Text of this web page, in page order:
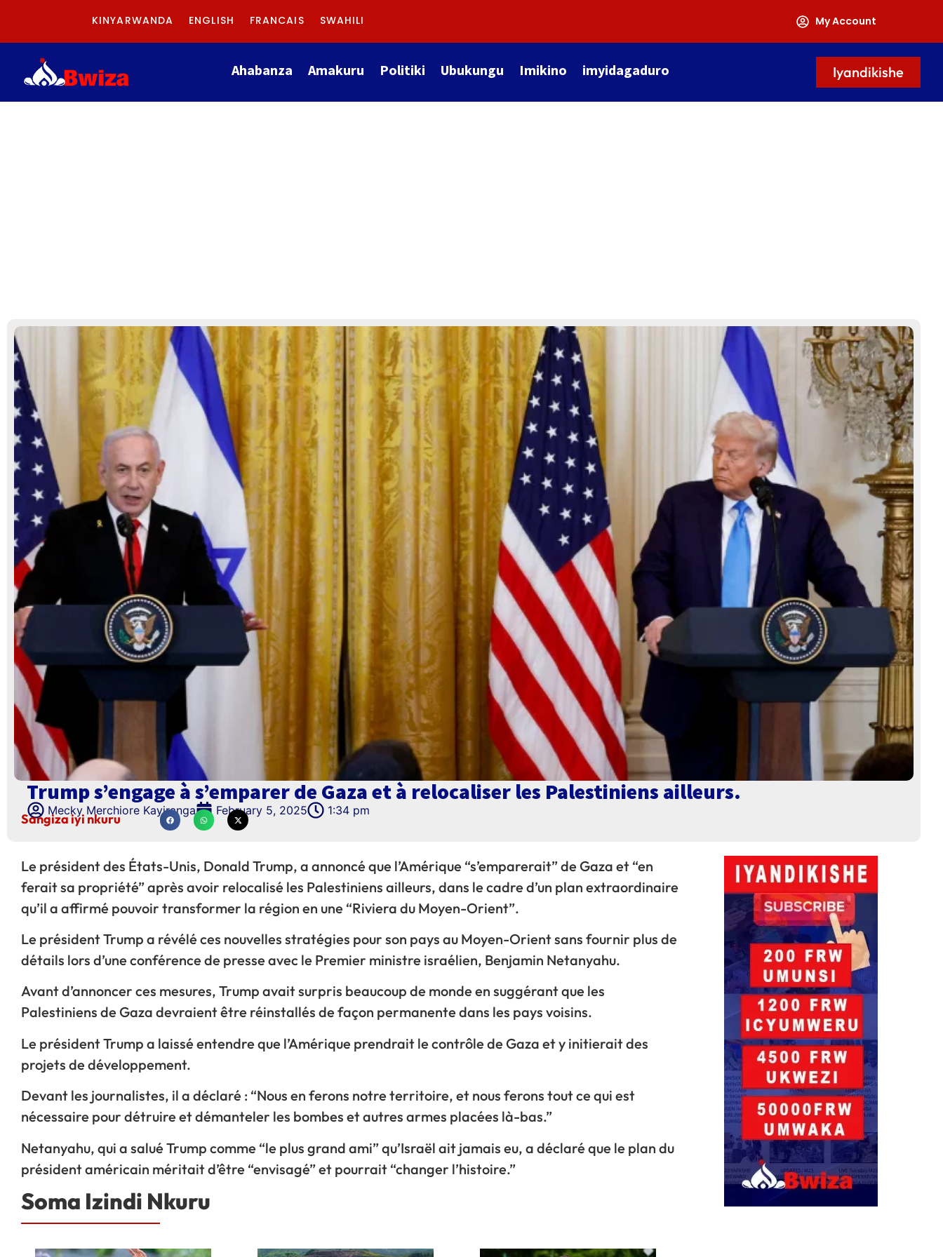
KINYARWANDA ENGLISH FRANCAIS SWAHILI My Account
Ahabanza Amakuru Politiki Ubukungu Imikino imyidagaduro Iyandikishe
Trump s’engage à s’emparer de Gaza et à relocaliser les Palestiniens ailleurs.
Mecky Merchiore Kayiranga February 5, 2025 1:34 pm
Sangiza iyi nkuru
Le président des États-Unis, Donald Trump, a annoncé que l’Amérique “s’emparerait” de Gaza et “en
ferait sa propriété” après avoir relocalisé les Palestiniens ailleurs, dans le cadre d’un plan extraordinaire
qu’il a affirmé pouvoir transformer la région en une “Riviera du Moyen-Orient”.
Le président Trump a révélé ces nouvelles stratégies pour son pays au Moyen-Orient sans fournir plus de
détails lors d’une conférence de presse avec le Premier ministre israélien, Benjamin Netanyahu.
Avant d’annoncer ces mesures, Trump avait surpris beaucoup de monde en suggérant que les
Palestiniens de Gaza devraient être réinstallés de façon permanente dans les pays voisins.
Le président Trump a laissé entendre que l’Amérique prendrait le contrôle de Gaza et y initierait des
projets de développement.
Devant les journalistes, il a déclaré : “Nous en ferons notre territoire, et nous ferons tout ce qui est
nécessaire pour détruire et démanteler les bombes et autres armes placées là-bas.”
Netanyahu, qui a salué Trump comme “le plus grand ami” qu’Israël ait jamais eu, a déclaré que le plan du
président américain méritait d’être “envisagé” et pourrait “changer l’histoire.”
Soma Izindi Nkuru